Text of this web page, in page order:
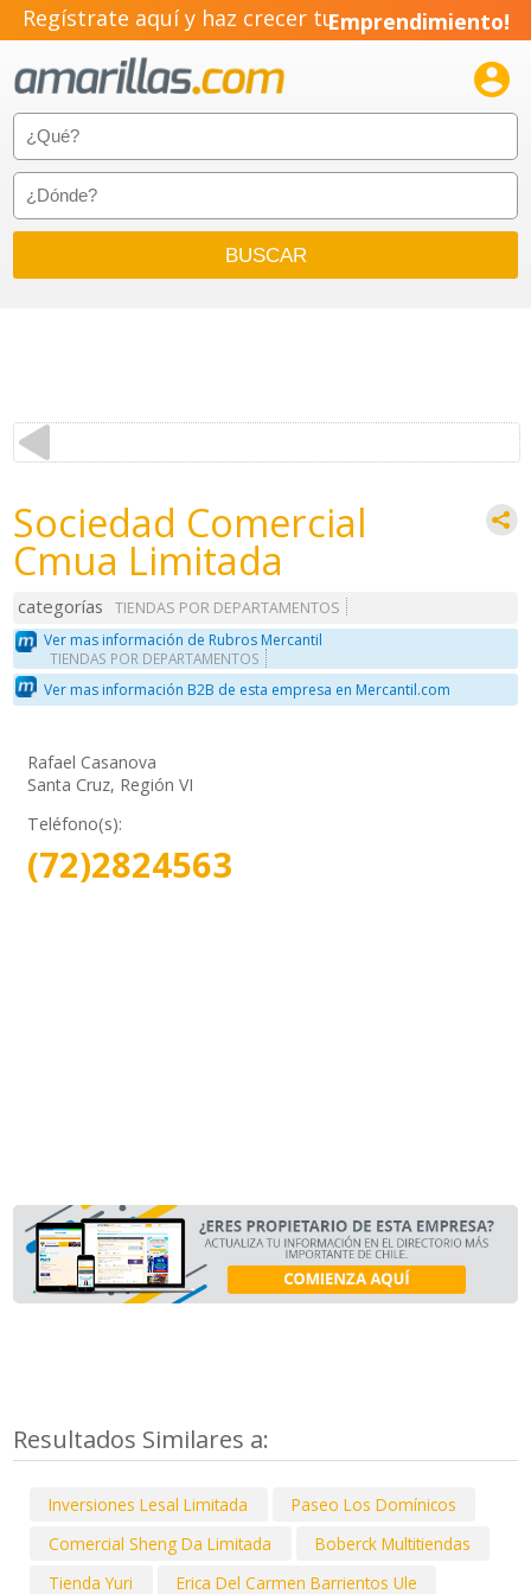
Regístrate aquí y haz crecer tuEmprendimiento!

Sociedad Comercial
Cmua Limitada
categorías
TIENDAS POR DEPARTAMENTOS
Ver mas información de Rubros Mercantil
TIENDAS POR DEPARTAMENTOS
Ver mas información B2B de esta empresa en Mercantil.com
Rafael Casanova
Santa Cruz, Región VI
Teléfono(s):
(72)2824563
Resultados Similares a:
Inversiones Lesal Limitada
Paseo Los Domínicos
Comercial Sheng Da Limitada
Boberck Multitiendas
Tienda Yuri
Erica Del Carmen Barrientos Ule